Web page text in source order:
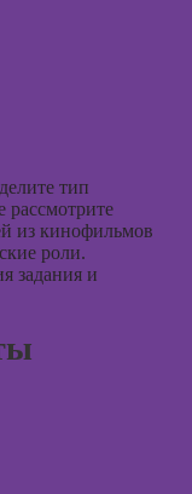
тип
рассмотрите
из кинофильмов
роли.
задания и